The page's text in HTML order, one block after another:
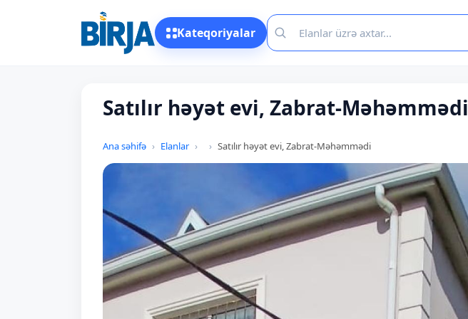
Kateqoriyalar
Satılır həyət evi, Zabrat-Məhəmmədi
Ana səhifə Elanlar Satılır həyət evi, Zabrat-Məhəmmədi